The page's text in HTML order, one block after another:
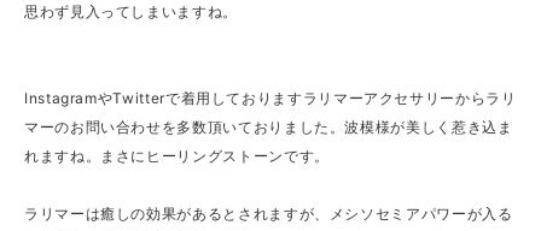
思わず見入ってしまいますね。
InstagramやTwitterで着用しておりますラリマーアクセサリーからラリ
マーのお問い合わせを多数頂いておりました。波模様が美しく惹き込ま
れますね。まさにヒーリングストーンです。
ラリマーは癒しの効果があるとされますが、メシソセミアパワーが入る